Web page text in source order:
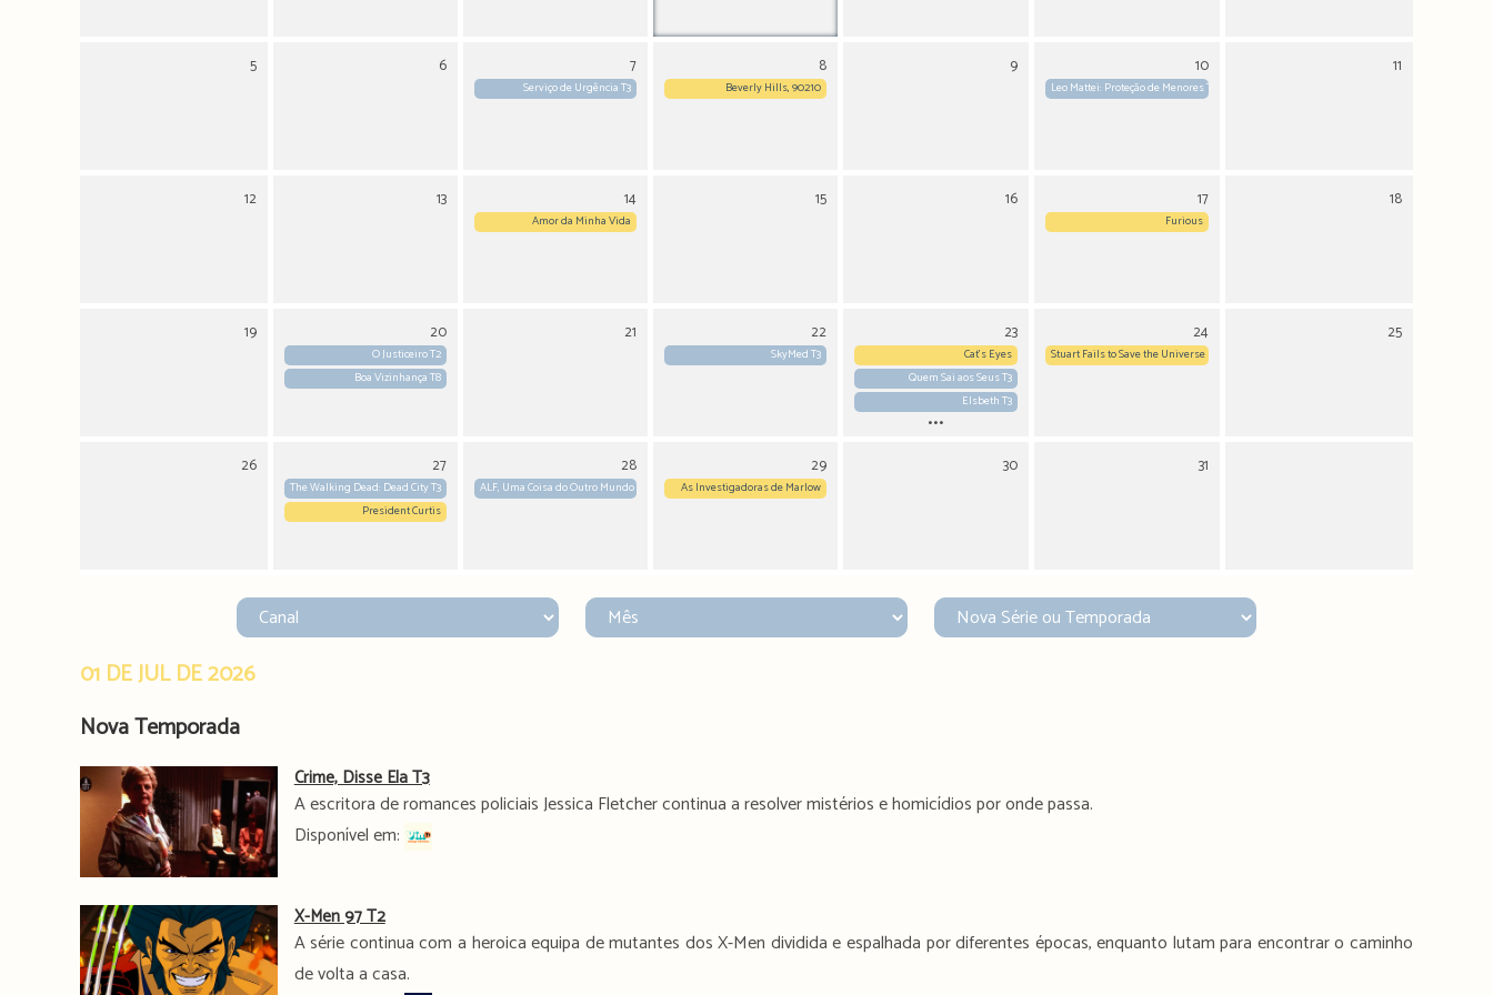
5 6 7
Serviço de Urgência T3
8
Beverly Hills, 90210
9 10
Leo Mattei: Proteção de Menores T12
11
12 13 14
Amor da Minha Vida
15 16 17
Furious
18
19 20
O Justiceiro T2
Boa Vizinhança T8
21 22
SkyMed T3
23
Cat’s Eyes
Quem Sai aos Seus T3
Elsbeth T3
...
24
Stuart Fails to Save the Universe
25
26 27
The Walking Dead: Dead City T3
President Curtis
28
ALF, Uma Coisa do Outro Mundo T3
29
As Investigadoras de Marlow
30 31
01 DE JUL DE 2026
Nova Temporada
Crime, Disse Ela T3
A escritora de romances policiais Jessica Fletcher continua a resolver mistérios e homicídios por onde passa.
Disponível em:
X-Men 97 T2
A série continua com a heroica equipa de mutantes dos X-Men dividida e espalhada por diferentes épocas, enquanto lutam para encontrar o caminho
de volta a casa.